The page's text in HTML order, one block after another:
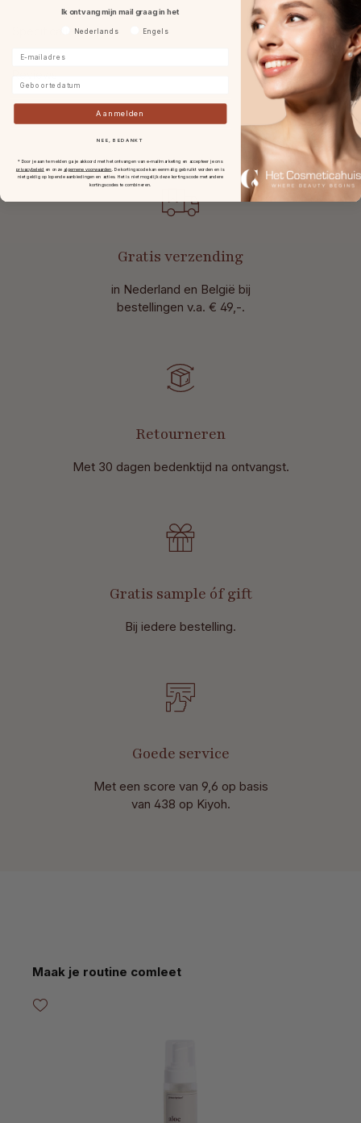
Specificaties
Gratis verzending
in Nederland en België bij
bestellingen v.a. € 49,-.
Retourneren
Met 30 dagen bedenktijd na ontvangst.
Gratis sample óf gift
Bij iedere bestelling.
Goede service
Met een score van 9,6 op basis
van 438 op Kiyoh.
Productgalerij overslaan
Maak je routine comleet
Ik ontvang mijn mail graag in het
Voorkeurtaal
Nederlands Engels
Aanmelden
NEE, BEDANKT
* Door je aan te melden ga je akkoord met het ontvangen van e-mailmarketing en accepteer je ons
privacybeleid en onze algemene voorwaarden .De kortingscode kan eenmalig gebruikt worden en is
niet geldig op lopende aanbiedingen en acties. Het is niet mogelijk deze kortingscode met andere
kortingscodes te combineren.